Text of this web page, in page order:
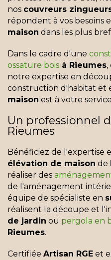
nos couvreurs
répondent à vos besoins
maison dans les plus bref
Dans le cadre d'une
ossature bois à Rieumes,
notre expertise en
construction d'habitat et
maison est à votre
Un professionnel
Rieumes
Bénéficiez de l'expertise
élévation de maison de
réaliser des
de l'aménagement
équipe de spécialiste en
réalisent la découpe et
de jardin ou pergola en
Rieumes.
Certifiée Artisan RGE et